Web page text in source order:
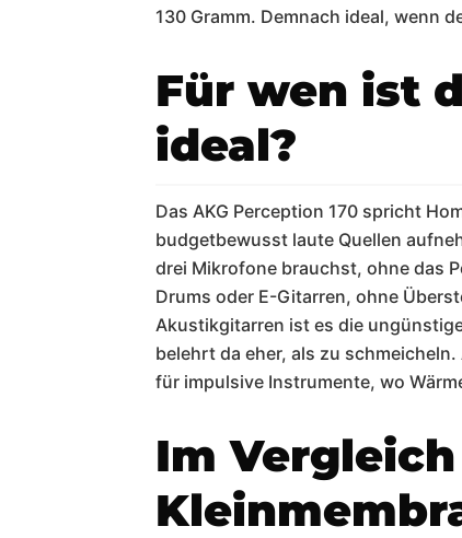
130 Gramm. Demnach ideal, wenn
Für wen ist
ideal?
Das AKG Perception 170 spricht
budgetbewusst laute Quellen
drei Mikrofone brauchst, ohne das
Drums oder E-Gitarren, ohne
Akustikgitarren ist es die
belehrt da eher, als zu
für impulsive Instrumente, wo
Im